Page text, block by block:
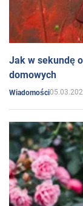
Jak w sekundę
domowych
Wiadomości